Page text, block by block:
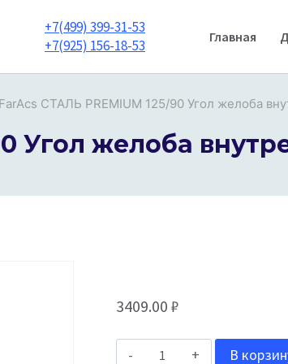
+7(499) 399-31-53
+7(925) 156-18-53
Главная
FarAcs СТАЛЬ PREMIUM 125/90 Угол желоба
Угол желоба
3409.00 ₽
Количество
В